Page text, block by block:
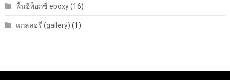
พื้นอีพ็อกซี่ epoxy(16)
แกลลอรี่ (gallery) (1)